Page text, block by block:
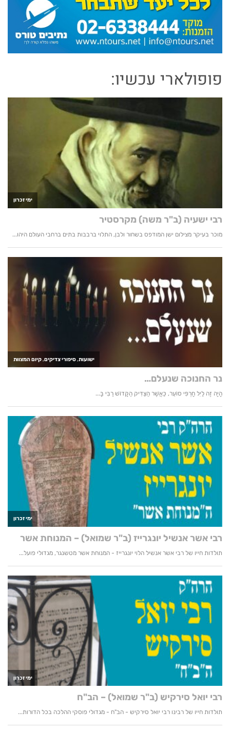
פופולארי עכשיו: